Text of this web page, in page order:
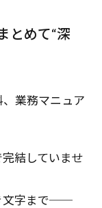
とめて“深
業務マニュア
結していませ
文字まで──